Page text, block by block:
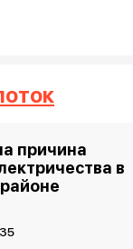
причина
в